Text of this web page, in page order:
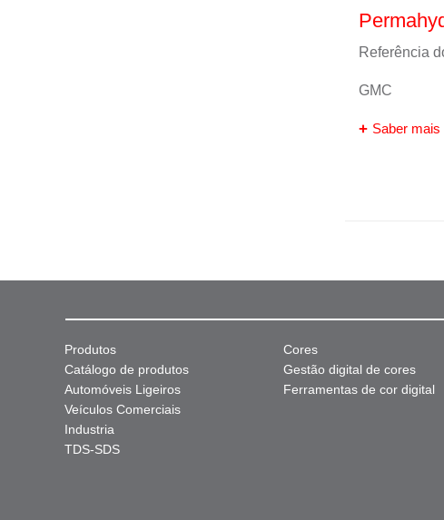
Referência
GMC
Saber mais
Produtos
Catálogo de produtos
Automóveis Ligeiros
Veículos Comerciais
Industria
TDS-SDS
Cores
Gestão digital de cores
Ferramentas de cor digital